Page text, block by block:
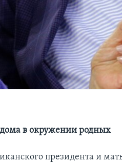
в окружении родных
президента и